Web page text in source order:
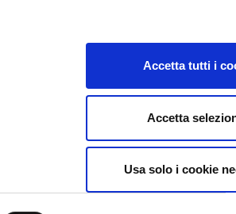
Accetta tutti i
Accetta
Usa solo i cookie
INVESTOR RELATIONS